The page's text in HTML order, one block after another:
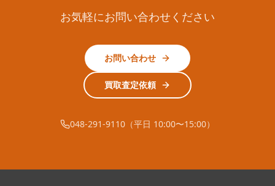
お気軽にお問い合わせください
お問い合わせ
買取査定依頼
048-291-9110（平日 10:00〜15:00）